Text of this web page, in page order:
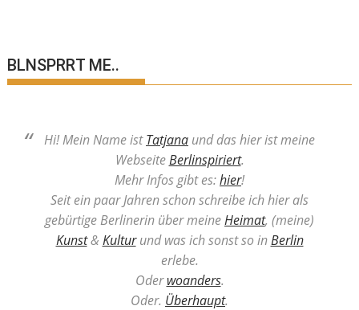
BLNSPRRT ME..
Hi! Mein Name istTatjana und das hier ist meine
WebseiteBerlinspiriert.
Mehr Infos gibt es:hier!
Seit ein paar Jahren schon schreibe ich hier als
gebürtige Berlinerin über meineHeimat, (meine)
Kunst& Kulturund was ich sonst so inBerlin
erlebe.
Oderwoanders.
Oder. Überhaupt.